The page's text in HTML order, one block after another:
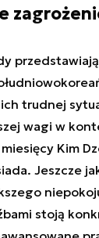
ich trudnej
wagi w
Kim
Jeszcze
stoją